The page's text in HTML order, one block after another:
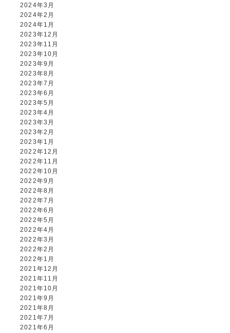
2024年3月
2024年2月
2024年1月
2023年12月
2023年11月
2023年10月
2023年9月
2023年8月
2023年7月
2023年6月
2023年5月
2023年4月
2023年3月
2023年2月
2023年1月
2022年12月
2022年11月
2022年10月
2022年9月
2022年8月
2022年7月
2022年6月
2022年5月
2022年4月
2022年3月
2022年2月
2022年1月
2021年12月
2021年11月
2021年10月
2021年9月
2021年8月
2021年7月
2021年6月